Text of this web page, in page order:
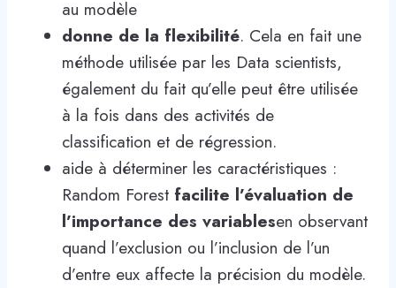
au modèle
donne de la flexibilité. Cela en fait une
méthode utilisée par les Data scientists,
également du fait qu’elle peut être utilisée
à la fois dans des activités de
classification et de régression.
aide à déterminer les caractéristiques :
Random Forest facilite l’évaluation de
l’importance des variablesen observant
quand l’exclusion ou l’inclusion de l’un
d’entre eux affecte la précision du modèle.